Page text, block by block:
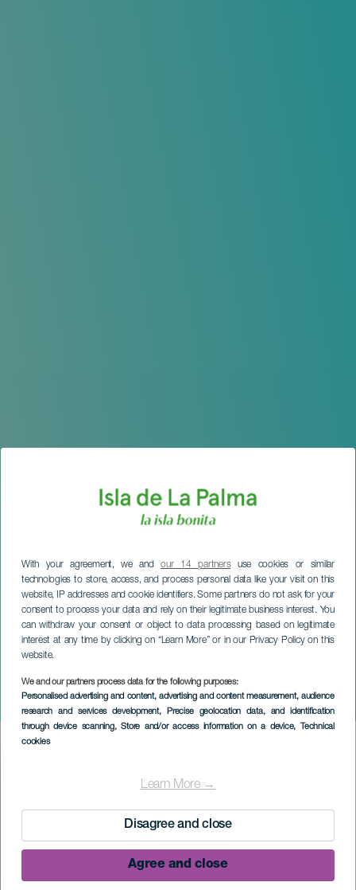
With your agreement, we andour 14 partnersuse cookies or similar
technologies to store, access, and process personal data like your visit on this
website, IP addresses and cookie identifiers. Some partners do not ask for your
consent to process your data and rely on their legitimate business interest. You
can withdraw your consent or object to data processing based on legitimate
interest at any time by clicking on “Learn More” or in our Privacy Policy on this
website.
We and our partners process data for the following purposes:
Personalised advertising and content, advertising and content measurement, audience
research and services development, Precise geolocation data, and identification
through device scanning, Store and/or access information on a device, Technical
cookies
Learn More →
Disagree and close
Agree and close
La fête du chapeau de
Pamela
LA PALMA
Imagen